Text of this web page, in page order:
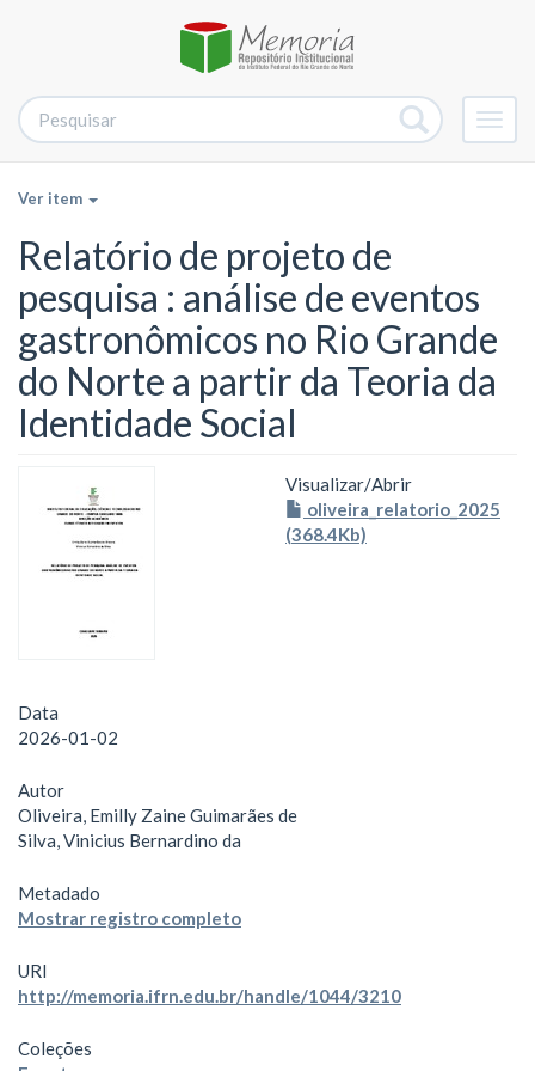
Ver item
Relatório de projeto de
pesquisa : análise de eventos
gastronômicos no Rio Grande
do Norte a partir da Teoria da
Identidade Social
Visualizar/Abrir
oliveira_relatorio_2025
(368.4Kb)
Data
2026-01-02
Autor
Oliveira, Emilly Zaine Guimarães de
Silva, Vinicius Bernardino da
Metadado
Mostrar registro completo
URI
http://memoria.ifrn.edu.br/handle/1044/3210
Coleções